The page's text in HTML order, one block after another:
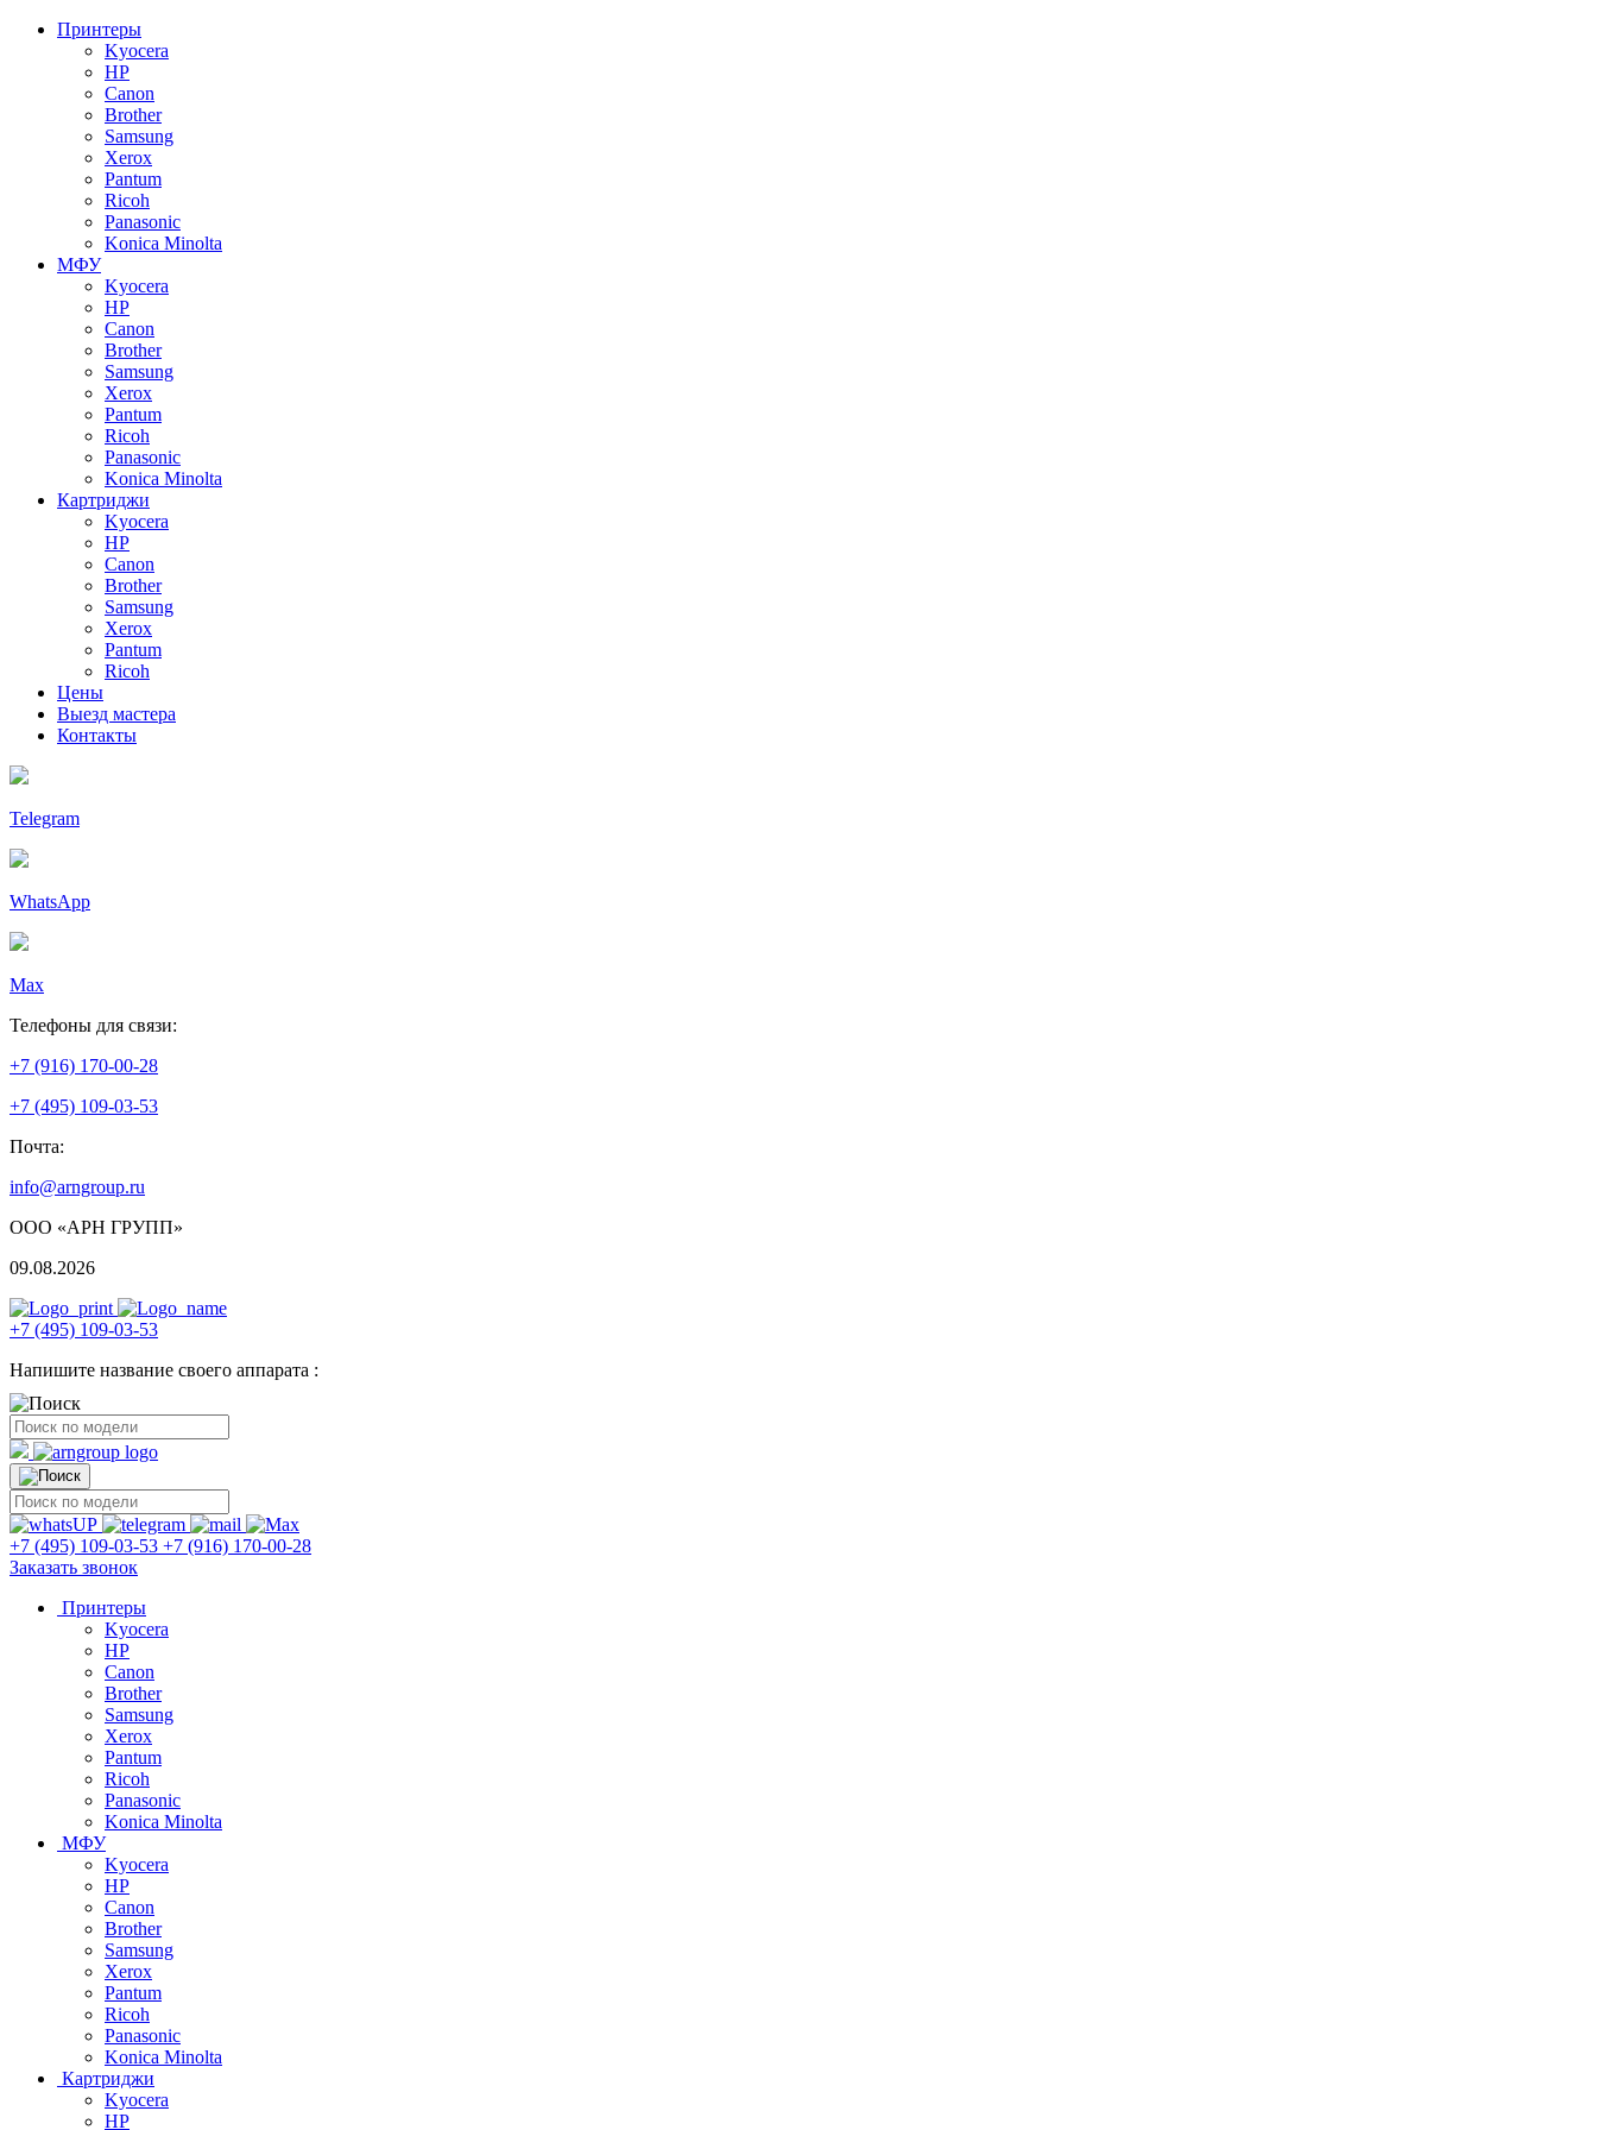
Принтеры
Kyocera
HP
Canon
Brother
Samsung
Xerox
Pantum
Ricoh
Panasonic
Konica Minolta
МФУ
Kyocera
HP
Canon
Brother
Samsung
Xerox
Pantum
Ricoh
Panasonic
Konica Minolta
Картриджи
Kyocera
HP
Canon
Brother
Samsung
Xerox
Pantum
Ricoh
Цены
Выезд мастера
Контакты
Telegram
WhatsApp
Max
Телефоны для связи:
+7 (916) 170-00-28
+7 (495) 109-03-53
Почта:
info@arngroup.ru
ООО «АРН ГРУПП»
09.08.2026
+7 (495) 109-03-53
Напишите название своего аппарата :
+7 (495) 109-03-53 +7 (916) 170-00-28
Заказать звонок
Принтеры
Kyocera
HP
Canon
Brother
Samsung
Xerox
Pantum
Ricoh
Panasonic
Konica Minolta
МФУ
Kyocera
HP
Canon
Brother
Samsung
Xerox
Pantum
Ricoh
Panasonic
Konica Minolta
Картриджи
Kyocera
HP